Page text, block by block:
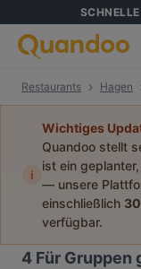
Restaurants Hagen
i
Wichtiges
Quandoo stellt
ist ein
— unsere
einschließlich
verfügbar.
4 Für Gruppen